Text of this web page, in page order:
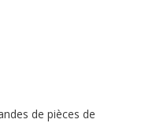
de pièces de